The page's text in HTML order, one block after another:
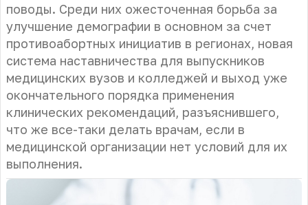
поводы. Среди них ожесточенная борьба за
улучшение демографии в основном за счет
противоабортных инициатив в регионах, новая
система наставничества для выпускников
медицинских вузов и колледжей и выход уже
окончательного порядка применения
клинических рекомендаций, разъяснившего,
что же все-таки делать врачам, если в
медицинской организации нет условий для их
выполнения.